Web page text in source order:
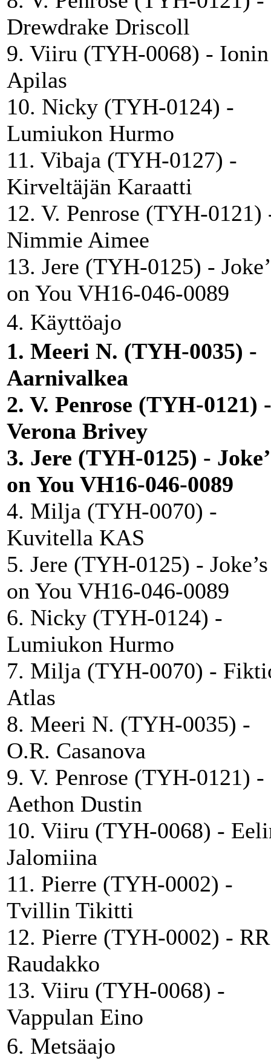
Drewdrake Driscoll
9. Viiru (TYH-0068) - Ionin
Apilas
10. Nicky (TYH-0124) -
Lumiukon Hurmo
11. Vibaja (TYH-0127) -
Kirveltäjän Karaatti
12. V. Penrose (TYH-0121)
Nimmie Aimee
13. Jere (TYH-0125) -
on You VH16-046-0089
4. Käyttöajo
1. Meeri N. (TYH-0035) -
Aarnivalkea
2. V. Penrose (TYH-0121) -
Verona Brivey
3. Jere (TYH-0125) -
on You VH16-046-0089
4. Milja (TYH-0070) -
Kuvitella KAS
5. Jere (TYH-0125) - Joke’s
on You VH16-046-0089
6. Nicky (TYH-0124) -
Lumiukon Hurmo
7. Milja (TYH-0070) -
Atlas
8. Meeri N. (TYH-0035) -
O.R. Casanova
9. V. Penrose (TYH-0121) -
Aethon Dustin
10. Viiru (TYH-0068) -
Jalomiina
11. Pierre (TYH-0002) -
Tvillin Tikitti
12. Pierre (TYH-0002) -
Raudakko
13. Viiru (TYH-0068) -
Vappulan Eino
6. Metsäajo